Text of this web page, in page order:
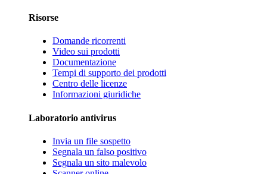
Risorse
Domande ricorrenti
Video sui prodotti
Documentazione
Tempi di supporto dei prodotti
Centro delle licenze
Informazioni giuridiche
Laboratorio antivirus
Invia un file sospetto
Segnala un falso positivo
Segnala un sito malevolo